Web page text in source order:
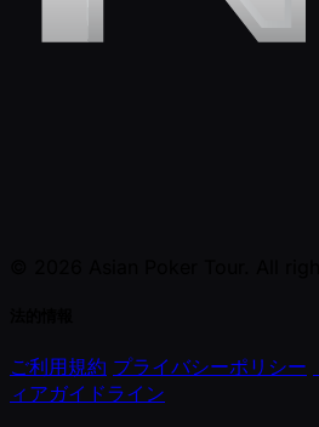
ご利用規約 プライバシーポリシー
ィアガイドライン